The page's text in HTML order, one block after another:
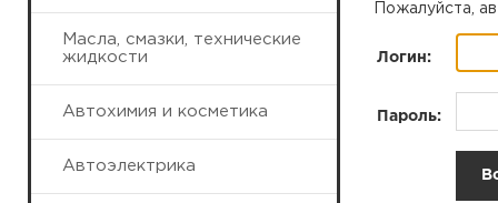
Масла, смазки, технические
жидкости
Автохимия и косметика
Автоэлектрика
Пожалуйста,
Логин:
Пароль: